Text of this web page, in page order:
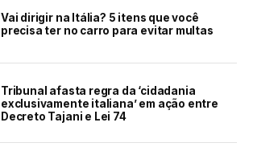
Vai dirigir na Itália? 5 itens que você
precisa ter no carro para evitar multas
Tribunal afasta regra da ‘cidadania
exclusivamente italiana’ em ação entre
Decreto Tajani e Lei 74